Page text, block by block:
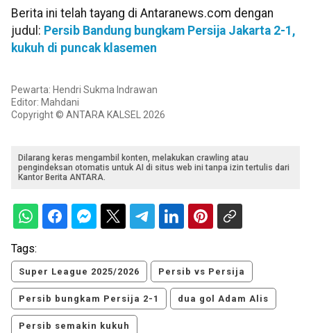
Berita ini telah tayang di Antaranews.com dengan
judul: Persib Bandung bungkam Persija Jakarta 2-1,
kukuh di puncak klasemen
Pewarta: Hendri Sukma Indrawan
Editor: Mahdani
Copyright © ANTARA KALSEL 2026
Dilarang keras mengambil konten, melakukan crawling atau
pengindeksan otomatis untuk AI di situs web ini tanpa izin tertulis dari
Kantor Berita ANTARA.
Tags:
Super League 2025/2026 Persib vs Persija
Persib bungkam Persija 2-1 dua gol Adam Alis
Persib semakin kukuh